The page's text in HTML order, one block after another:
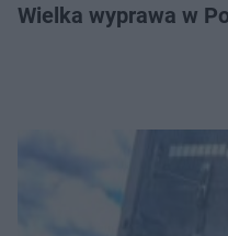
Wielka wyprawa w